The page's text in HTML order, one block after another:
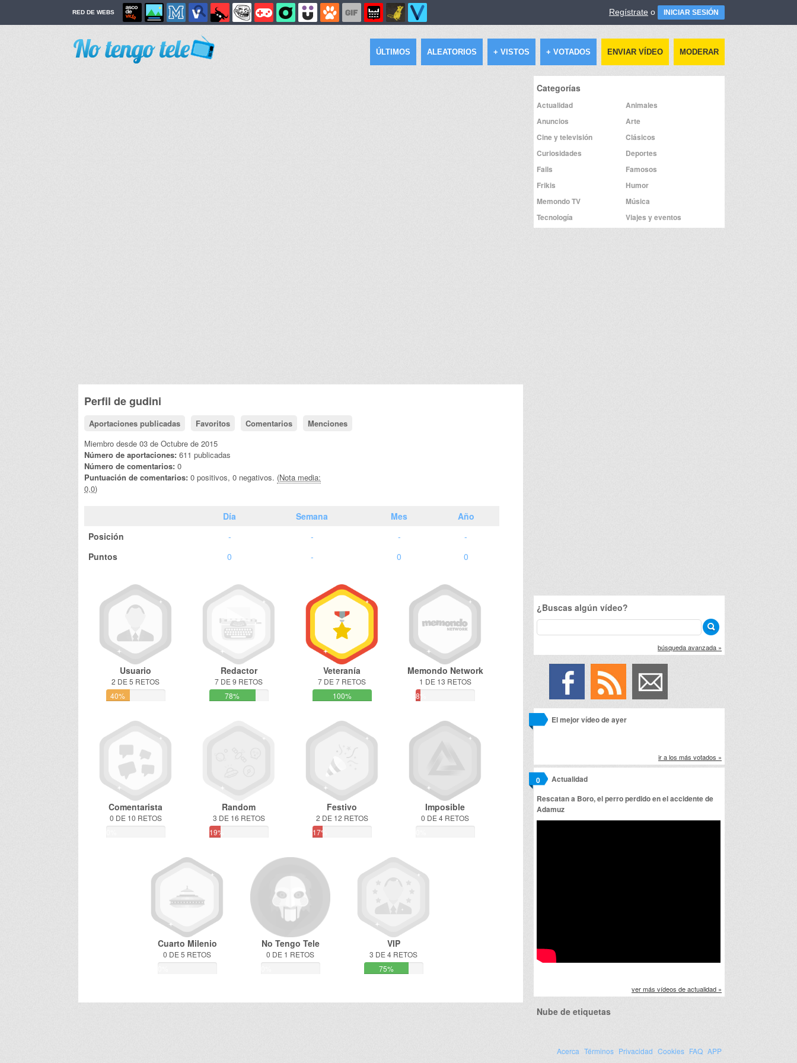
RED DE WEBS Regístrate o INICIAR SESIÓN
ÚLTIMOS ALEATORIOS + VISTOS + VOTADOS ENVIAR VÍDEO MODERAR
Perfil degudini
Aportaciones publicadas Favoritos Comentarios
Menciones
Miembro desde 03 de Octubre de 2015
Número de aportaciones: 611 publicadas
Número de comentarios: 0
Puntuación de comentarios: 0 positivos, 0 negativos. (Nota media:
0,0)
Día Semana Mes
Año
Posición
- - -
-
Puntos
0 - 0 0
Usuario
2 DE 5 RETOS
40%
Redactor
7 DE 9 RETOS
78%
Veteranía
7 DE 7 RETOS
100%
Memondo Network
1 DE 13 RETOS
8%
Comentarista
0 DE 10 RETOS
Random
3 DE 16 RETOS
19%
Festivo
2 DE 12 RETOS
17%
Imposible
0 DE 4 RETOS
Cuarto Milenio
0 DE 5 RETOS
No Tengo Tele
0 DE 1 RETOS
VIP
3 DE 4 RETOS
75%
Categorías
Actualidad
Animales
Anuncios
Arte
Cine y televisión
Clásicos
Curiosidades
Deportes
Fails
Famosos
Frikis
Humor
Memondo TV
Música
Tecnología
Viajes y eventos
¿Buscas algún vídeo?
búsqueda avanzada »
El mejor vídeo de ayer
ir a los más votados »
Actualidad
0
Rescatan a Boro, el perro perdido en el accidente de
Adamuz
ver más vídeos de actualidad »
Nube de etiquetas
Acerca Términos Privacidad Cookies FAQ APP